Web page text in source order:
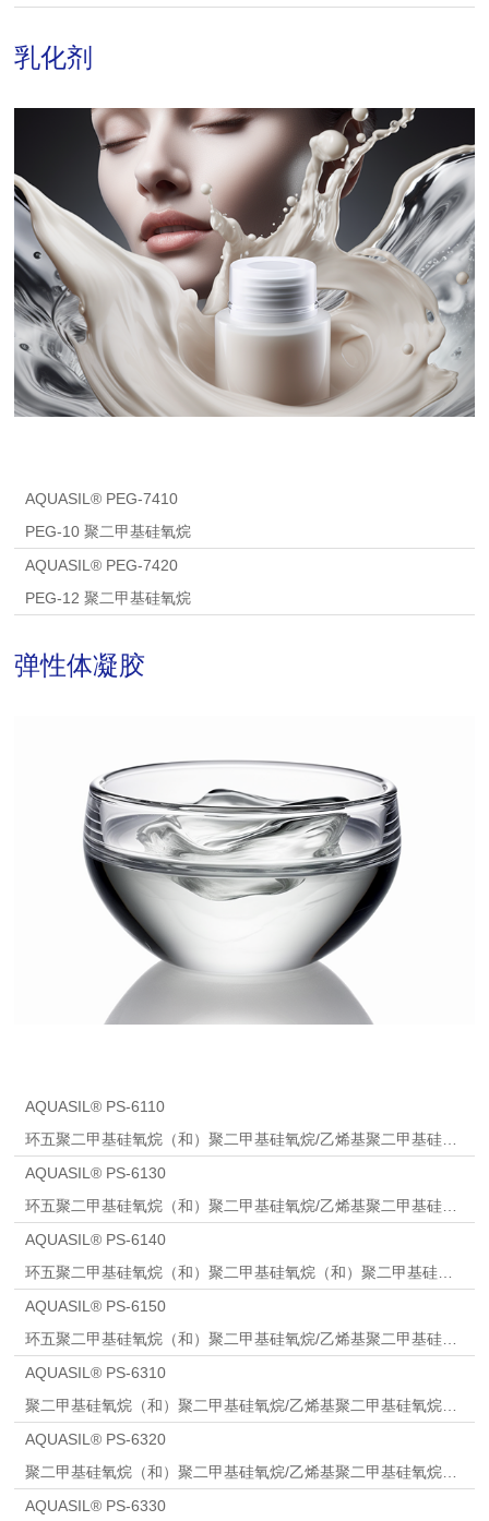
乳化剂
AQUASIL® PEG-7410
PEG-10 聚二甲基硅氧烷
AQUASIL® PEG-7420
PEG-12 聚二甲基硅氧烷
弹性体凝胶
AQUASIL® PS-6110
AQUASIL® PS-6130
AQUASIL® PS-6140
AQUASIL® PS-6150
AQUASIL® PS-6310
AQUASIL® PS-6320
AQUASIL® PS-6330